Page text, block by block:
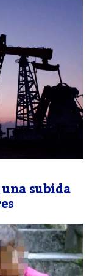
subida